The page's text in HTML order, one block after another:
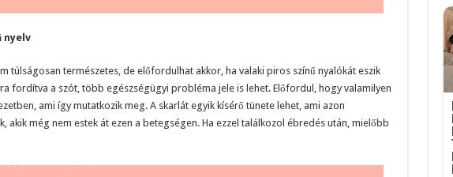
nyelv
túlságosan természetes, de előfordulhat akkor, ha valaki piros színű nyalókát eszik
fordítva a szót, több egészségügyi probléma jele is lehet. Előfordul, hogy valamilyen
ami így mutatkozik meg. A skarlát egyik kísérő tünete lehet, ami azon
akik még nem estek át ezen a betegségen. Ha ezzel találkozol ébredés után, mielőbb